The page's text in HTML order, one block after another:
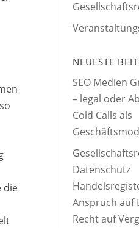
die
NEUESTE
SEO Medien
– legal oder
Cold Calls als
Datenschutz
Anspruch auf
Recht auf